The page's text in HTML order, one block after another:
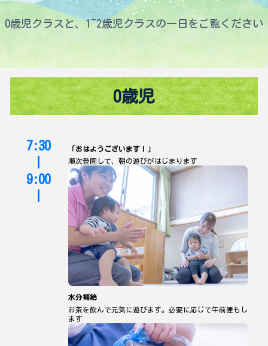
0歳児クラスと、1~2歳児クラスの一日をご覧ください
0歳児
7:30
9:00
「おはようございます！」
順次登園して、朝の遊びがはじまります
水分補給
お茶を飲んで元気に遊びます。必要に応じて午前睡もし
ます